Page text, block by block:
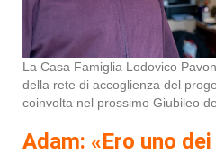
La Casa Famiglia Lodovico
della rete di accoglienza del
coinvolta nel prossimo Giubileo
Adam: «Ero uno